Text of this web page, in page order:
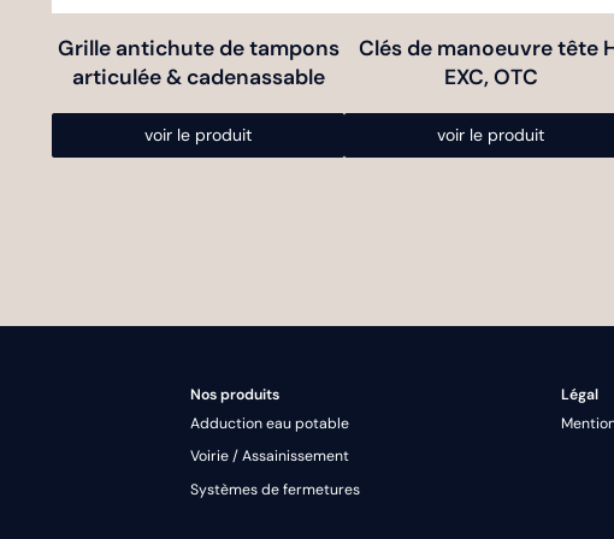
Grille antichute de tampons
articulée & cadenassable
voir le produit
la
du
produit
Clés de manoeuvre tête
EXC, OTC
voir le produit
la
du
Nos produits
Adduction eau potable
Voirie / Assainissement
Systèmes de fermetures
Légal